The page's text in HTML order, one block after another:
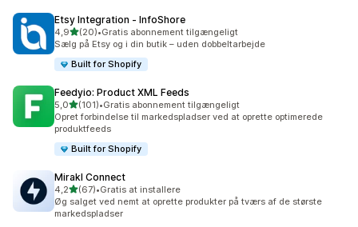
Etsy Integration ‑ InfoShore
4,9ud af 5 stjerner
(20)
20 anmeldelser i alt
•Gratis abonnement tilgængeligt
Sælg på Etsy og i din butik – uden dobbeltarbejde
Built for Shopify
Feedyio: Product XML Feeds
5,0ud af 5 stjerner
(101)
101 anmeldelser i alt
•Gratis abonnement tilgængeligt
Opret forbindelse til markedspladser ved at oprette optimerede
produktfeeds
Built for Shopify
Mirakl Connect
4,2ud af 5 stjerner
(67)
67 anmeldelser i alt
•Gratis at installere
Øg salget ved nemt at oprette produkter på tværs af de største
markedspladser